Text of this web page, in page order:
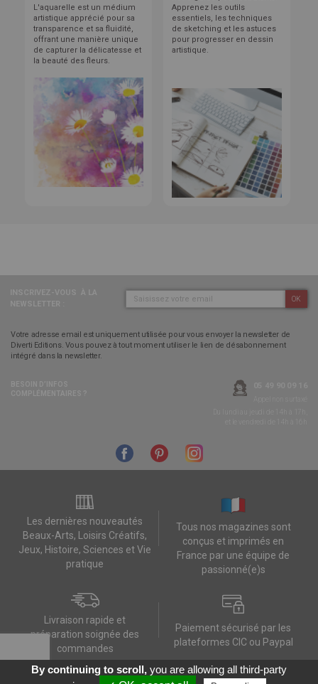
L'aquarelle est un médium
artistique apprécié pour sa
transparence et sa fluidité,
offrant une manière unique
de capturer la délicatesse et
la beauté des fleurs.
Apprenez les outils
essentiels, les techniques
de sketching et les astuces
pour progresser en dessin
artistique.
OK
Votre adresse email est uniquement utilisée pour vous envoyer la newsletter de
Diverti Editions. Vous pouvez à tout moment utiliser le lien de désabonnement
intégré dans la newsletter.
Les dernières nouveautés
Beaux-Arts, Loisirs Créatifs,
Jeux, Histoire, Sciences et Vie
pratique
Tous nos magazines sont
conçus et imprimés en
France par une équipe de
passionné(e)s
Livraison rapide et
préparation soignée des
commandes
Paiement sécurisé par les
plateformes CIC ou Paypal
Contactez-nous Mes données RGPD FAQ CGV Contact
Données personnelles
By continuing to scroll,you are allowing all third-party